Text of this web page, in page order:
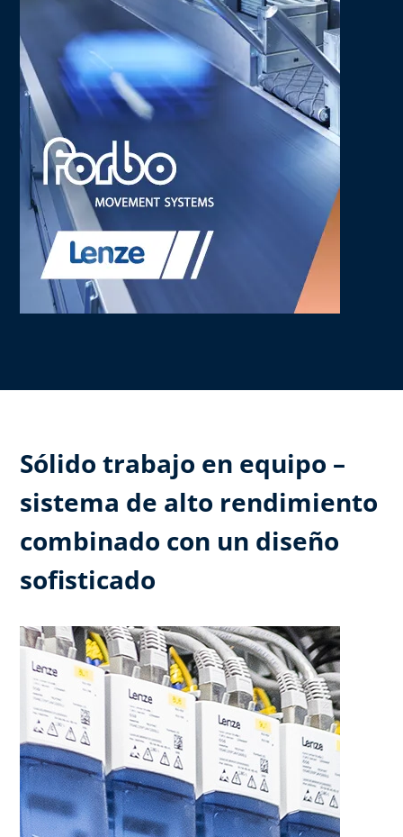
Sólido trabajo en equipo –
sistema de alto rendimiento
combinado con un diseño
sofisticado